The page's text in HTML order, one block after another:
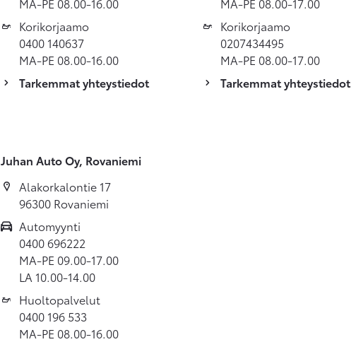
MA-PE 08.00-16.00
Korikorjaamo
0400 140637
MA-PE 08.00-16.00
Tarkemmat yhteystiedot
MA-PE 08.00-17.00
Korikorjaamo
0207434495
MA-PE 08.00-17.00
Tarkemmat yhteystiedot
Juhan Auto Oy, Rovaniemi
Alakorkalontie 17
96300 Rovaniemi
Automyynti
0400 696222
MA-PE 09.00-17.00
LA 10.00-14.00
Huoltopalvelut
0400 196 533
MA-PE 08.00-16.00